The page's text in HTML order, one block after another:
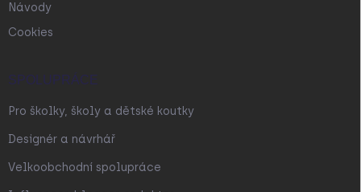
Návody
Cookies
SPOLUPRÁCE
Pro školky, školy a dětské koutky
Designér a návrhář
Velkoobchodní spolupráce